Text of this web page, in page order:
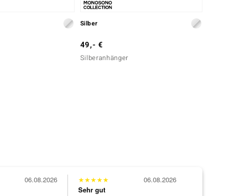
Silber
49,- €
Silberanhänger
06.08.2026 ★★★★★
Sehr gut
06.08.2026